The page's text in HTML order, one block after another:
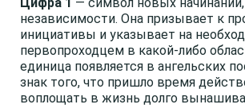
независимости. Она призывает к
инициативы и указывает на
первопроходцем в какой-либо
единица появляется в ангельских
знак того, что пришло время
воплощать в жизнь долго